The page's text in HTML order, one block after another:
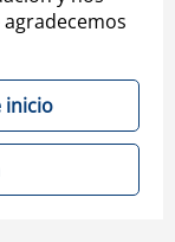
inicio